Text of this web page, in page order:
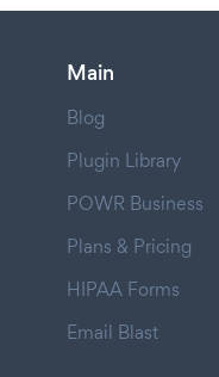
Main
Blog
Plugin Library
POWR Business
Plans & Pricing
HIPAA Forms
Email Blast